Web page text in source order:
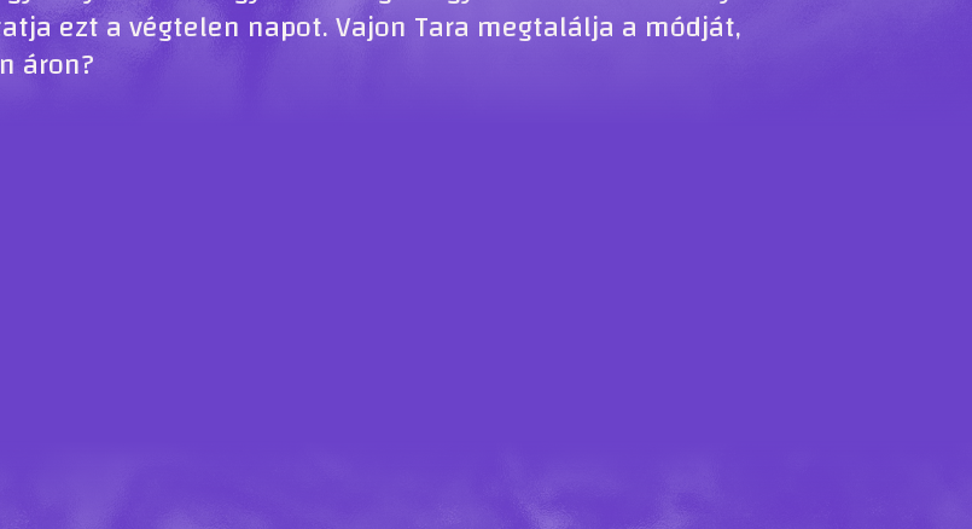
ezt a végtelen napot. Vajon Tara megtalálja a módját,
áron?